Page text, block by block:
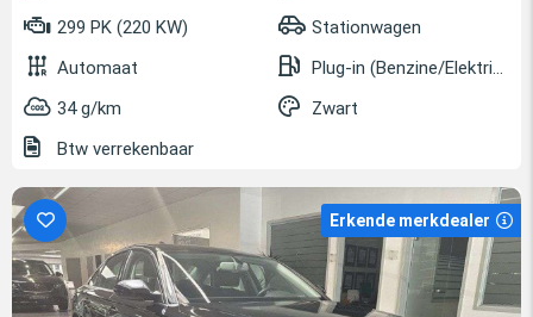
299 PK (220 KW)
Stationwagen
Automaat
Plug-in (Benzine/Elektrisch)
34 g/km
Zwart
Btw verrekenbaar
Erkende merkdealer